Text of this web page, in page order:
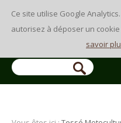
Ce site utilise Google
autorisez à déposer un
savoir